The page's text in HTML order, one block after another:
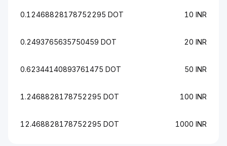
0.12468828178752295 DOT 10 INR
0.2493765635750459 DOT 20 INR
0.62344140893761475 DOT 50 INR
1.2468828178752295 DOT 100 INR
12.468828178752295 DOT 1000 INR